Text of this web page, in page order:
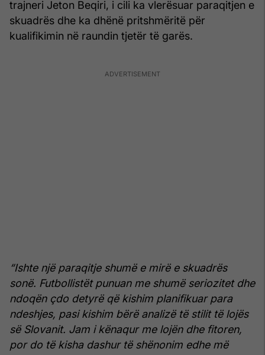
trajneri Jeton Beqiri, i cili ka vlerësuar paraqitjen e
skuadrës dhe ka dhënë pritshmëritë për
kualifikimin në raundin tjetër të garës.
“Ishte një paraqitje shumë e mirë e skuadrës
sonë. Futbollistët punuan me shumë seriozitet dhe
ndoqën çdo detyrë që kishim planifikuar para
ndeshjes, pasi kishim bërë analizë të stilit të lojës
së Slovanit. Jam i kënaqur me lojën dhe fitoren,
por do të kisha dashur të shënonim edhe më